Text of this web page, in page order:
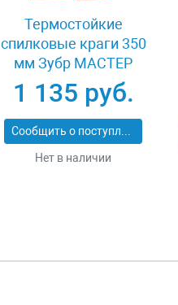
Термостойкие
спилковые краги 350
мм Зубр МАСТЕР
11334-XL
1 135 руб.
Сообщить о поступлении
Нет в наличии